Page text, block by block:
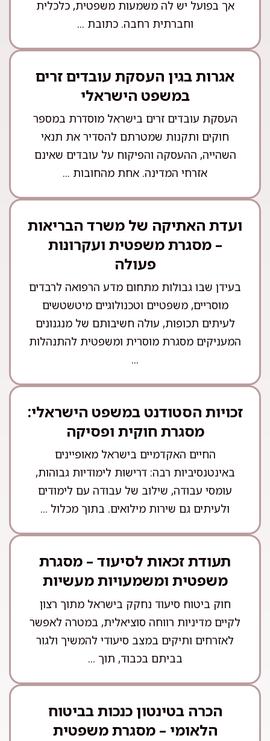
אך בפועל יש לה משמעות משפטית, כלכלית
וחברתית רחבה. כתובת ...
אגרות בגין העסקת עובדים זרים
במשפט הישראלי
העסקת עובדים זרים בישראל מוסדרת במספר
חוקים ותקנות שמטרתם להסדיר את תנאי
השהייה, ההעסקה והפיקוח על עובדים שאינם
אזרחי המדינה. אחת מהחובות ...
ועדת האתיקה של משרד הבריאות
– מסגרת משפטית ועקרונות
פעולה
בעידן שבו גבולות מתחום מדע הרפואה לרבדים
מוסריים, משפטיים וטכנולוגיים מיטשטשים
לעיתים תכופות, עולה חשיבותם של מנגנונים
המעניקים מסגרת מוסרית ומשפטית להתנהלות
...
זכויות הסטודנט במשפט הישראלי:
מסגרת חוקית ופסיקה
החיים האקדמיים בישראל מאופיינים
באינטנסיביות רבה: דרישות לימודיות גבוהות,
עומסי עבודה, שילוב של עבודה עם לימודים
ולעיתים גם שירות מילואים. בתוך מכלול ...
תעודת זכאות לסיעוד – מסגרת
משפטית ומשמעויות מעשיות
חוק ביטוח סיעוד נחקק בישראל מתוך רצון
לקיים מדיניות רווחה סוציאלית, במטרה לאפשר
לאזרחים ותיקים במצב סיעודי להמשיך ולגור
בביתם בכבוד, תוך ...
הכרה בטינטון כנכות בביטוח
הלאומי – מסגרת משפטית